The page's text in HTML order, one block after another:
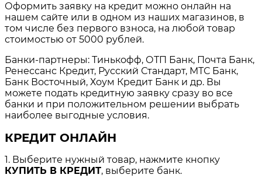
Оформить заявку на кредит можно онлайн на
нашем сайте или в одном из наших магазинов, в
том числе без первого взноса, на любой товар
стоимостью от 5000 рублей.
Банки-партнеры: Тинькофф, ОТП Банк, Почта Банк,
Ренессанс Кредит, Русский Стандарт, МТС Банк,
Банк Восточный, Хоум Кредит Банк и др. Вы
можете подать кредитную заявку сразу во все
банки и при положительном решении выбрать
наиболее выгодные условия.
КРЕДИТ ОНЛАЙН
1. Выберите нужный товар, нажмите кнопку
КУПИТЬ В КРЕДИТ, выберите банк.